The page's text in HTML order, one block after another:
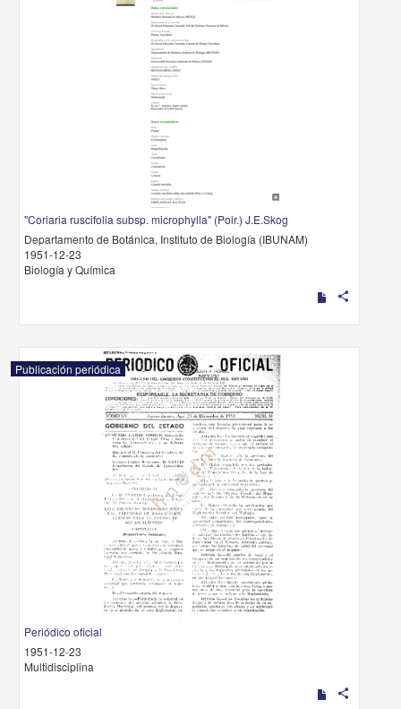
"Coriaria ruscifolia subsp. microphylla" (Poir.) J.E.Skog
Departamento de Botánica, Instituto de Biología (IBUNAM)
1951-12-23
Biología y Química
share
Publicación periódica
Periódico oficial
1951-12-23
Multidisciplina
share